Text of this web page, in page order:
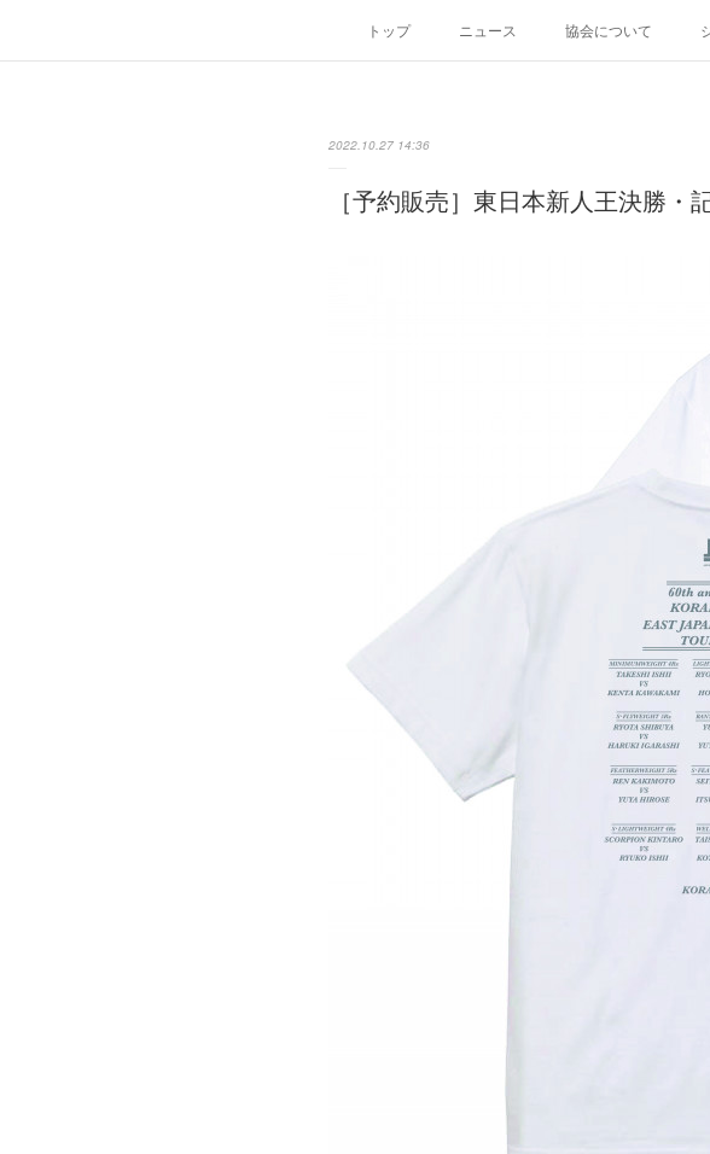
トップ ニュース 協会について
2022.10.27 14:36
［予約販売］東日本新人王決勝・